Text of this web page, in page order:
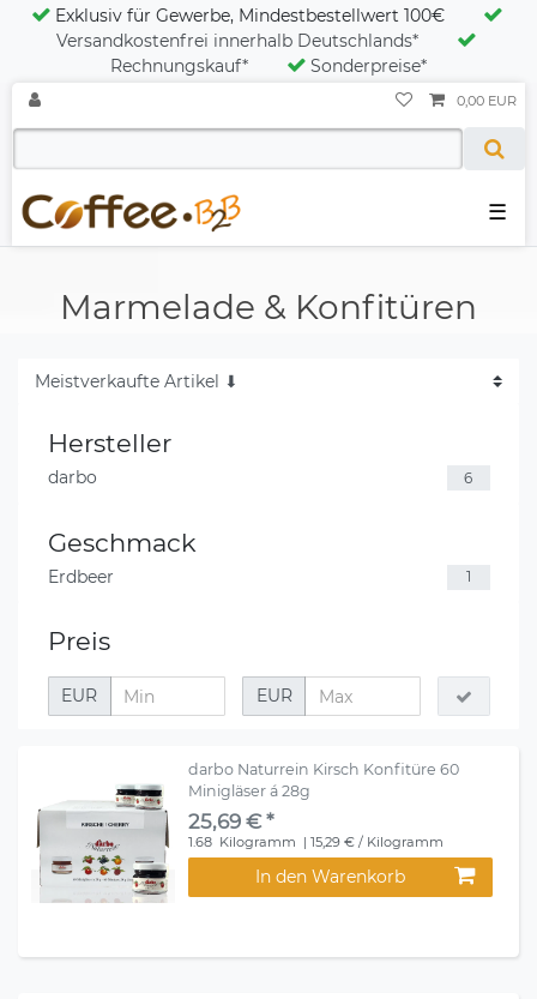
Exklusiv für Gewerbe, Mindestbestellwert 100€
Versandkostenfrei innerhalb Deutschlands*
Rechnungskauf*
Sonderpreise*
☰
0,00 EUR
Marmelade & Konfitüren
Hersteller
darbo 6
Geschmack
Erdbeer 1
Preis
EUR EUR
darbo Naturrein Kirsch Konfitüre 60
Minigläser á 28g
25,69 € *
1.68 Kilogramm | 15,29 € / Kilogramm
In den Warenkorb